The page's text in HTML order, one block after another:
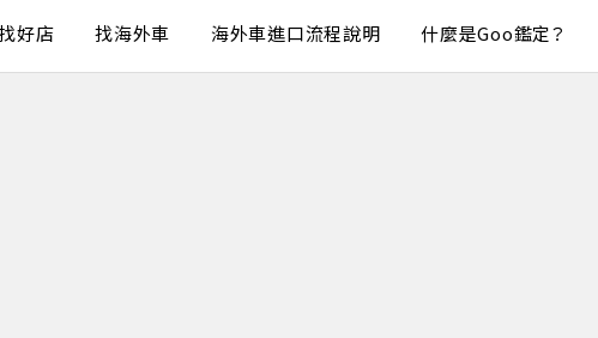
好店 找海外車 海外車進口流程說明 什麼是Goo鑑定？